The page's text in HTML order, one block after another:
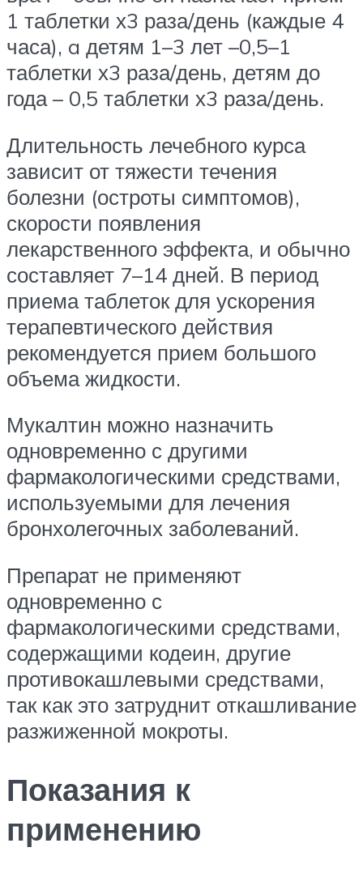
1 таблетки х3 раза/день (каждые 4
часа), a детям 1–3 лет –0,5–1
таблетки х3 раза/день, детям до
года – 0,5 таблетки х3 раза/день.
Длительность лечебного курса
зависит от тяжести течения
болезни (остроты симптомов),
скорости появления
лекарственного эффекта, и обычно
составляет 7–14 дней. В период
приема таблеток для ускорения
терапевтического действия
рекомендуется прием большого
объема жидкости.
Мукалтин можно назначить
одновременно с другими
фармакологическими средствами,
используeмыми для лечения
бронхолегочных заболеваний.
Препарат не применяют
одновременно с
фармакологическими средствами,
содержащими кодеин, другие
противокашлевыми средствами,
так как это затруднит откашливание
разжиженной мокроты.
Показания к
применению